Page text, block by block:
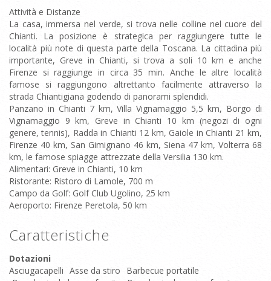
Attività e Distanze
La casa, immersa nel verde, si trova nelle colline nel cuore del
Chianti. La posizione è strategica per raggiungere tutte le
località più note di questa parte della Toscana. La cittadina più
importante, Greve in Chianti, si trova a soli 10 km e anche
Firenze si raggiunge in circa 35 min. Anche le altre località
famose si raggiungono altrettanto facilmente attraverso la
strada Chiantigiana godendo di panorami splendidi.
Panzano in Chianti 7 km, Villa Vignamaggio 5,5 km, Borgo di
Vignamaggio 9 km, Greve in Chianti 10 km (negozi di ogni
genere, tennis), Radda in Chianti 12 km, Gaiole in Chianti 21 km,
Firenze 40 km, San Gimignano 46 km, Siena 47 km, Volterra 68
km, le famose spiagge attrezzate della Versilia 130 km.
Alimentari: Greve in Chianti, 10 km
Ristorante: Ristoro di Lamole, 700 m
Campo da Golf: Golf Club Ugolino, 25 km
Aeroporto: Firenze Peretola, 50 km
Caratteristiche
Dotazioni
Asciugacapelli Asse da stiro
Barbecue portatile